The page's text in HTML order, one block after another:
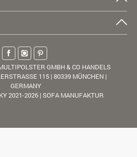
GMBH & CO HANDELS
115 | 80339 MÜNCHEN |
GERMANY
2021-2026 | SOFA MANUFAKTUR